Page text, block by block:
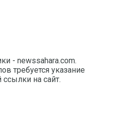
- newssahara.com.
требуется указание
на сайт.